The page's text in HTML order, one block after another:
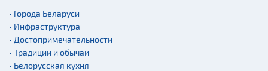
Мастер-классы
Квесты
Новости
Спортинг-клубы и тиры
• Города Беларуси
• Инфраструктура
• Достопримечательности
• Традиции и обычаи
• Белорусская кухня